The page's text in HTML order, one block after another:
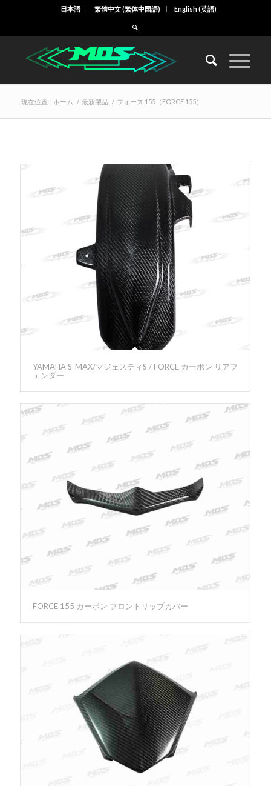
日本語 繁體中文(繁体中国語) English(英語)
現在位置: ホーム / 最新製品 / フォース 155（FORCE 155）
YAMAHA S-MAX/マジェスティS / FORCE カーボン リアフ
ェンダー
FORCE 155 カーボン フロントリップカバー